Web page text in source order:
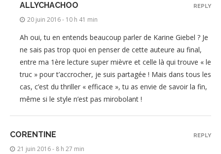
ALLYCHACHOO
20 juin 2016 - 10 h 41 min
Ah oui, tu en entends beaucoup parler de Karine Giebel ? Je
ne sais pas trop quoi en penser de cette auteure au final,
entre ma 1ère lecture super mièvre et celle là qui trouve « le
truc » pour t’accrocher, je suis partagée ! Mais dans tous les
cas, c’est du thriller « efficace », tu as envie de savoir la fin,
même si le style n’est pas mirobolant !
REPLY
CORENTINE
21 juin 2016 - 8 h 27 min
REPLY